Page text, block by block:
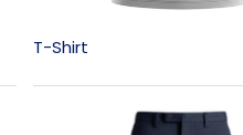
T-Shirt